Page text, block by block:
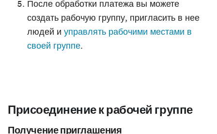
После обработки платежа вы можете
создать рабочую группу, пригласить в нее
людей и управлять рабочими местами в
своей группе.
Присоединение к рабочей группе
Получение приглашения